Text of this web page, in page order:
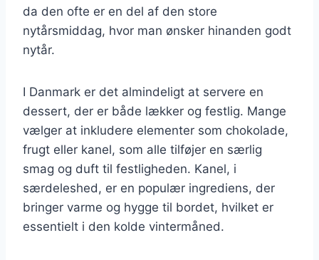
da den ofte er en del af den store
nytårsmiddag, hvor man ønsker hinanden godt
nytår.
I Danmark er det almindeligt at servere en
dessert, der er både lækker og festlig. Mange
vælger at inkludere elementer som chokolade,
frugt eller kanel, som alle tilføjer en særlig
smag og duft til festligheden. Kanel, i
særdeleshed, er en populær ingrediens, der
bringer varme og hygge til bordet, hvilket er
essentielt i den kolde vintermåned.